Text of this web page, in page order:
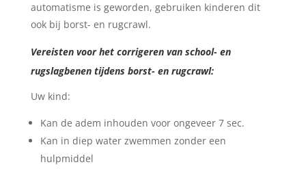
automatisme is geworden, gebruiken kinderen dit
ook bij borst- en rugcrawl.
Vereisten voor het corrigeren van school- en
rugslagbenen tijdens borst- en rugcrawl:
Uw kind:
Kan de adem inhouden voor ongeveer 7 sec.
Kan in diep water zwemmen zonder een
hulpmiddel